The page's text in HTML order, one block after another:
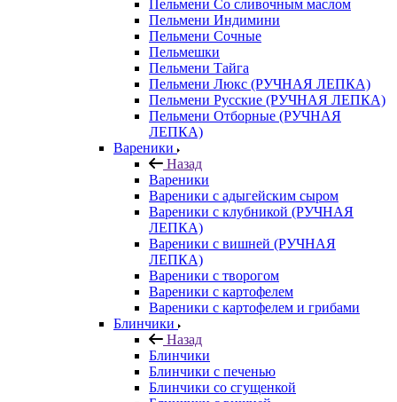
Пельмени Со сливочным маслом
Пельмени Индимини
Пельмени Сочные
Пельмешки
Пельмени Тайга
Пельмени Люкс (РУЧНАЯ ЛЕПКА)
Пельмени Русские (РУЧНАЯ ЛЕПКА)
Пельмени Отборные (РУЧНАЯ
ЛЕПКА)
Вареники
Назад
Вареники
Вареники с адыгейским сыром
Вареники с клубникой (РУЧНАЯ
ЛЕПКА)
Вареники с вишней (РУЧНАЯ
ЛЕПКА)
Вареники с творогом
Вареники с картофелем
Вареники с картофелем и грибами
Блинчики
Назад
Блинчики
Блинчики с печенью
Блинчики со сгущенкой